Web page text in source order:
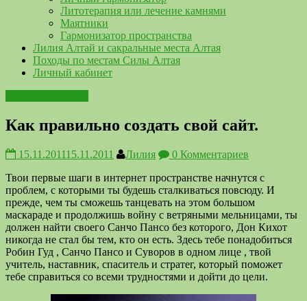
Литотерапия или лечение камнями
Маятники
Гармонизатор пространства
Лилия Алтай и сакральные места Алтая
Походы по местам Силы Алтая
Личный кабинет
Как правильно создать свой сайт.
15.11.201115.11.2011 Лилия
0 Комментариев
Твои первые шаги в интернет пространстве начнутся с
проблем, с которыми ты будешь сталкиваться повсюду. И
прежде, чем ты сможешь танцевать на этом большом
маскараде и продолжишь войну с ветряными мельницами, ты
должен найти своего Санчо Пансо без которого, Дон Кихот
никогда не стал бы тем, кто он есть. Здесь тебе понадобиться
Робин Гуд , Санчо Пансо и Суворов в одном лице , твой
учитель, наставник, спаситель и стратег, который поможет
тебе справиться со всеми трудностями и дойти до цели.